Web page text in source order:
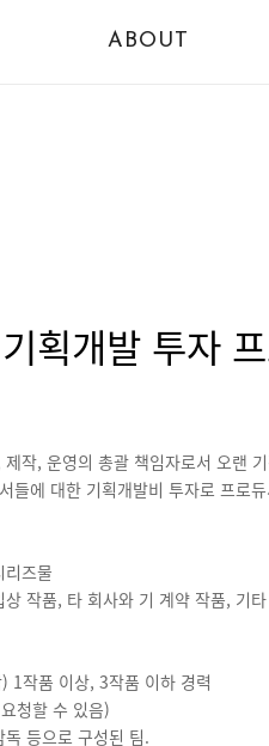
ABOUT
획개발 투자
작, 운영의 총괄 책임자로서 오랜
들에 대한 기획개발비 투자로 프
즈물
작품, 타 회사와 기 계약 작품, 기
1작품 이상, 3작품 이하 경력
청할 수 있음)
등으로 구성된 팀.